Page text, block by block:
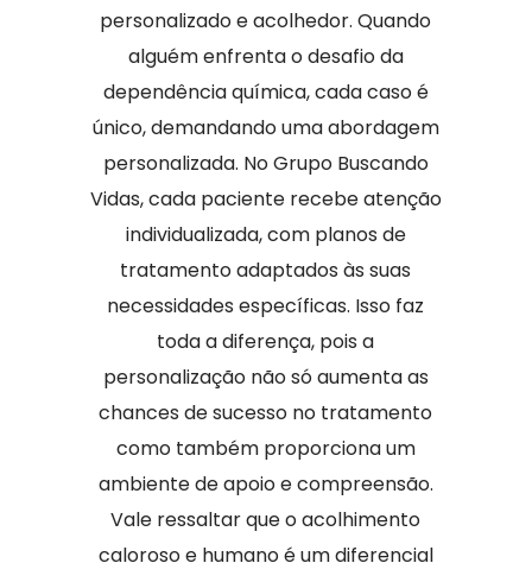
personalizado e acolhedor. Quando
alguém enfrenta o desafio da
dependência química, cada caso é
único, demandando uma abordagem
personalizada. No Grupo Buscando
Vidas, cada paciente recebe atenção
individualizada, com planos de
tratamento adaptados às suas
necessidades específicas. Isso faz
toda a diferença, pois a
personalização não só aumenta as
chances de sucesso no tratamento
como também proporciona um
ambiente de apoio e compreensão.
Vale ressaltar que o acolhimento
caloroso e humano é um diferencial